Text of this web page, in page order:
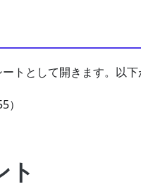
トとして開きます。以
ト